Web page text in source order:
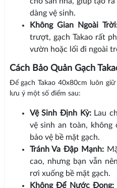
dàng vệ sinh.
Không Gian Ngoài
trượt, gạch Takao rất
vườn hoặc lối đi ngoài
Cách Bảo Quản Gạch
Để gạch Takao 40x80cm luôn
lưu ý một số điểm sau:
Vệ Sinh Định Kỳ:Lau
vệ sinh an toàn, không
bảo vệ bề mặt gạch.
Tránh Va Đập Mạnh:
cao, nhưng bạn vẫn
rơi xuống bề mặt gạch.
Không Để Nước Đọng: